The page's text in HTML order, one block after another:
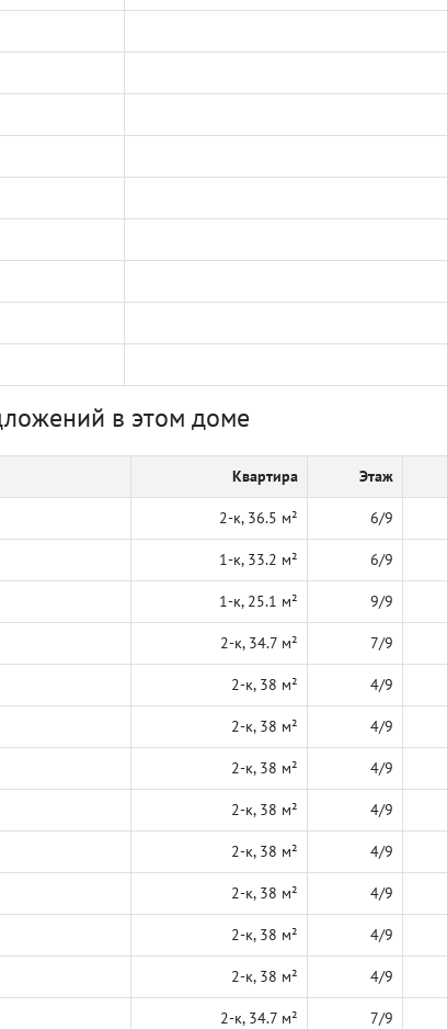
в этом доме
Квартира Этаж
2-к, 36.5 м² 6/9
1-к, 33.2 м² 6/9
1-к, 25.1 м² 9/9
2-к, 34.7 м² 7/9
2-к, 38 м² 4/9
2-к, 38 м² 4/9
2-к, 38 м² 4/9
2-к, 38 м² 4/9
2-к, 38 м² 4/9
2-к, 38 м² 4/9
2-к, 38 м² 4/9
2-к, 38 м² 4/9
2-к, 34.7 м² 7/9